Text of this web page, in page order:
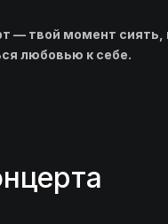
— твой момент сиять,
любовью к себе.